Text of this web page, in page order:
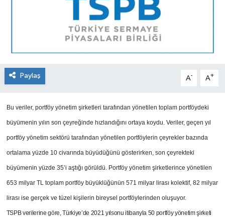
Paylaş A- A+
Bu veriler, portföy yönetim şirketleri tarafından yönetilen toplam portföydeki
büyümenin yılın son çeyreğinde hızlandığını ortaya koydu. Veriler, geçen yıl
portföy yönetim sektörü tarafından yönetilen portföylerin çeyrekler bazında
ortalama yüzde 10 civarında büyüdüğünü gösterirken, son çeyrekteki
büyümenin yüzde 35’i aştığı görüldü. Portföy yönetim şirketlerince yönetilen
653 milyar TL toplam portföy büyüklüğünün 571 milyar lirası kolektif, 82 milyar
lirası ise gerçek ve tüzel kişilerin bireysel portföylerinden oluşuyor.
TSPB verilerine göre, Türkiye’de 2021 yılsonu itibarıyla 50 portföy yönetim şirketi